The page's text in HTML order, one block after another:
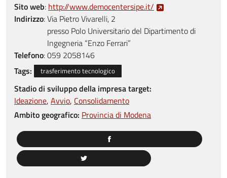
Sito web: http://www.democentersipe.it/
Indirizzo:Via Pietro Vivarelli, 2
presso Polo Universitario del Dipartimento di
Ingegneria “Enzo Ferrari”
Telefono:059 2058146
Tags:
trasferimento tecnologico
Stadio di sviluppo della impresa target:
Ideazione Avvio Consolidamento
Ambito geografico: Provincia di Modena